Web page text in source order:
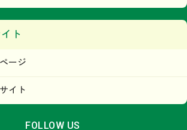
ト
ージ
イト
FOLLOW US